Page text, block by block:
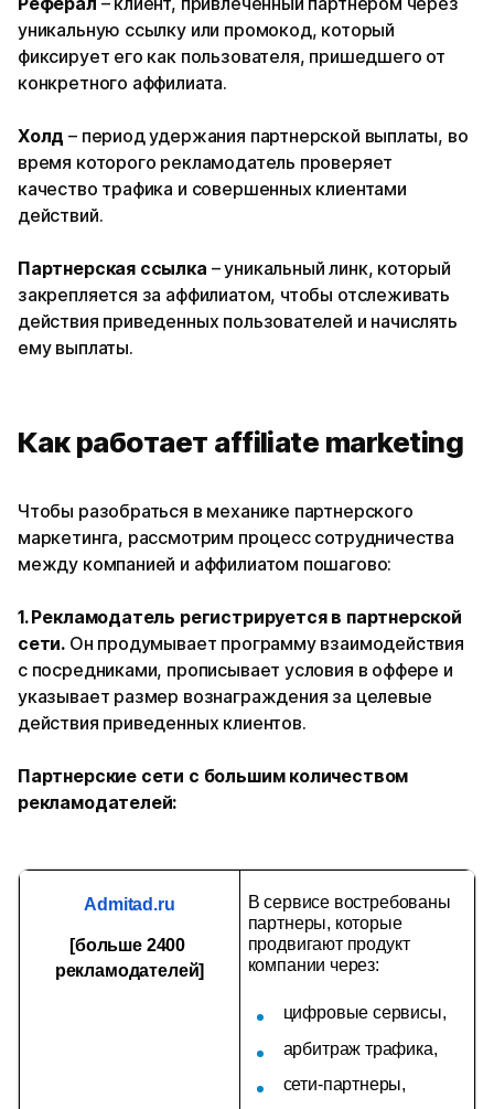
уникальную ссылку или промокод, который
фиксирует его как пользователя, пришедшего от
конкретного аффилиата.
Холд– период удержания партнерской выплаты, во
время которого рекламодатель проверяет
качество трафика и совершенных клиентами
действий.
Партнерская ссылка – уникальный линк, который
закрепляется за аффилиатом, чтобы отслеживать
действия приведенных пользователей и начислять
ему выплаты.
Как работает affiliate marketing
Чтобы разобраться в механике партнерского
маркетинга, рассмотрим процесс сотрудничества
между компанией и аффилиатом пошагово:
1. Рекламодатель регистрируется в партнерской
сети. Он продумывает программу взаимодействия
с посредниками, прописывает условия в оффере и
указывает размер вознаграждения за целевые
действия приведенных клиентов.
Партнерские сети с большим количеством
рекламодателей:
Admitad.ru
[больше 2400
рекламодателей]
В сервисе востребованы
партнеры, которые
продвигают продукт
компании через:
цифровые сервисы,
арбитраж трафика,
сети-партнеры,